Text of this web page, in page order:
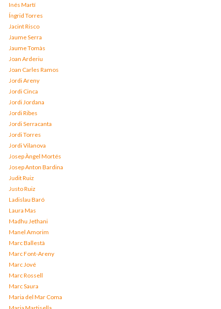
Inés Martí
Íngrid Torres
Jacint Risco
Jaume Serra
Jaume Tomàs
Joan Arderiu
Joan Carles Ramos
Jordi Areny
Jordi Cinca
Jordi Jordana
Jordi Ribes
Jordi Serracanta
Jordi Torres
Jordi Vilanova
Josep Àngel Mortés
Josep Anton Bardina
Judit Ruiz
Justo Ruiz
Ladislau Baró
Laura Mas
Madhu Jethani
Manel Amorim
Marc Ballestà
Marc Font-Areny
Marc Jové
Marc Rossell
Marc Saura
Maria del Mar Coma